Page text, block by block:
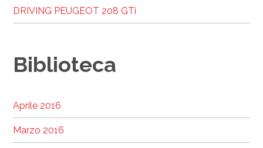
DRIVING PEUGEOT 208 GTi
Biblioteca
Aprile 2016
Marzo 2016